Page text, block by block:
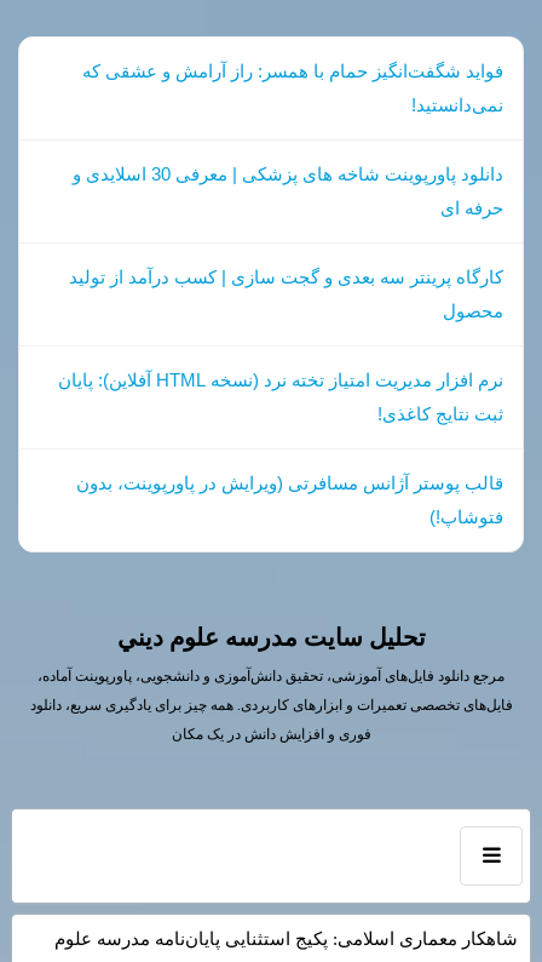
فواید شگفت‌انگیز حمام با همسر: راز آرامش و عشقی که
نمی‌دانستید!
دانلود پاورپوینت شاخه های پزشکی | معرفی 30 اسلایدی و
حرفه ای
کارگاه پرینتر سه بعدی و گجت سازی | کسب درآمد از تولید
محصول
نرم افزار مدیریت امتیاز تخته نرد (نسخه HTML آفلاین): پایان
ثبت نتایج کاغذی!
قالب پوستر آژانس مسافرتی (ویرایش در پاورپوینت، بدون
فتوشاپ!)
تحليل سايت مدرسه علوم ديني
مرجع دانلود فایل‌های آموزشی، تحقیق دانش‌آموزی و دانشجویی، پاورپوینت آماده،
فایل‌های تخصصی تعمیرات و ابزارهای کاربردی. همه چیز برای یادگیری سریع، دانلود
فوری و افزایش دانش در یک مکان
شاهکار معماری اسلامی: پکیج استثنایی پایان‌نامه مدرسه علوم